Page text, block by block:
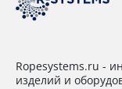
Ropesystems.ru -
изделий и